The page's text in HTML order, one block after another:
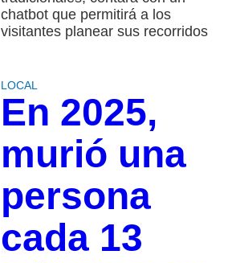
chatbot que permitirá a los
visitantes planear sus recorridos
LOCAL
En 2025,
murió una
persona
cada 13